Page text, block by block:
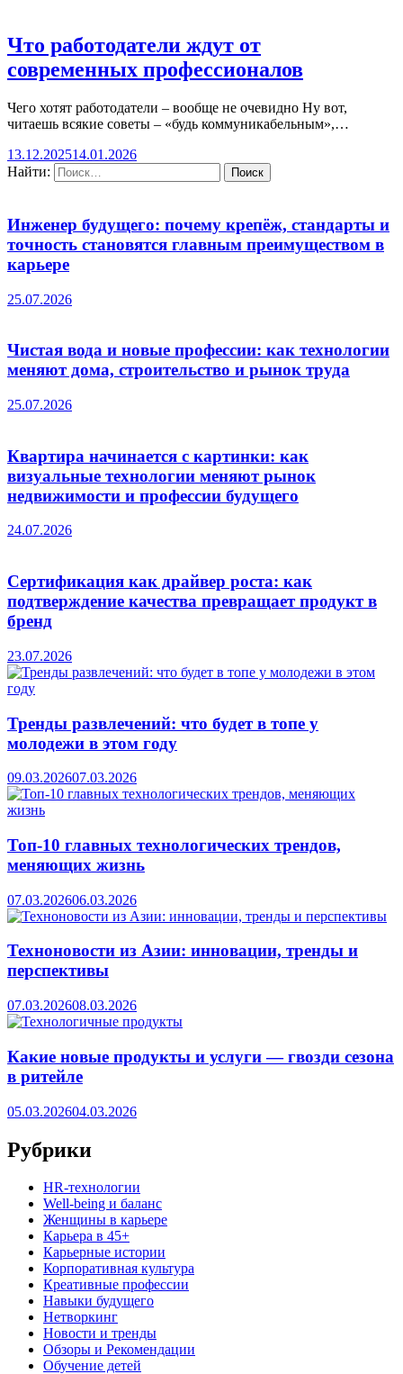
Что работодатели ждут от
современных профессионалов
Чего хотят работодатели – вообще не очевидно Ну вот,
читаешь всякие советы – «будь коммуникабельным»,…
13.12.202514.01.2026
Найти:
Инженер будущего: почему крепёж, стандарты и
точность становятся главным преимуществом в
карьере
25.07.2026
Чистая вода и новые профессии: как технологии
меняют дома, строительство и рынок труда
25.07.2026
Квартира начинается с картинки: как
визуальные технологии меняют рынок
недвижимости и профессии будущего
24.07.2026
Сертификация как драйвер роста: как
подтверждение качества превращает продукт в
бренд
23.07.2026
Тренды развлечений: что будет в топе у
молодежи в этом году
09.03.202607.03.2026
Топ-10 главных технологических трендов,
меняющих жизнь
07.03.202606.03.2026
Техноновости из Азии: инновации, тренды и
перспективы
07.03.202608.03.2026
Какие новые продукты и услуги — гвозди сезона
в ритейле
05.03.202604.03.2026
Рубрики
HR‑технологии
Well-being и баланс
Женщины в карьере
Карьера в 45+
Карьерные истории
Корпоративная культура
Креативные профессии
Навыки будущего
Нетворкинг
Новости и тренды
Обзоры и Рекомендации
Обучение детей